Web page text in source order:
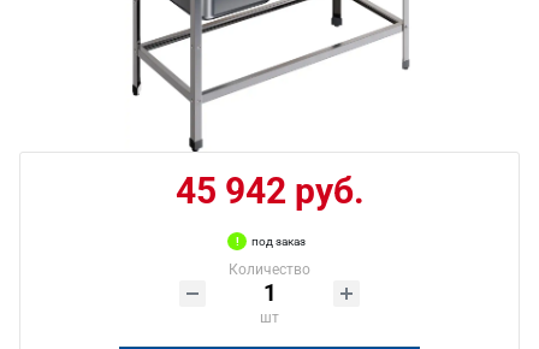
45 942 руб.
под заказ
Количество
шт